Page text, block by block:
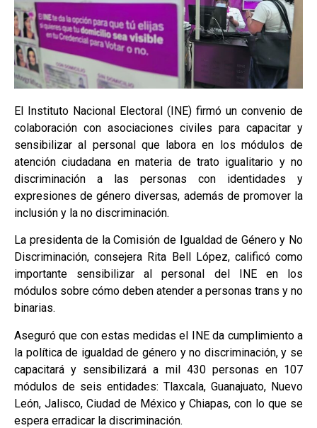
El Instituto Nacional Electoral (INE) firmó un convenio de
colaboración con asociaciones civiles para capacitar y
sensibilizar al personal que labora en los módulos de
atención ciudadana en materia de trato igualitario y no
discriminación a las personas con identidades y
expresiones de género diversas, además de promover la
inclusión y la no discriminación.
La presidenta de la Comisión de Igualdad de Género y No
Discriminación, consejera Rita Bell López, calificó como
importante sensibilizar al personal del INE en los
módulos sobre cómo deben atender a personas trans y no
binarias.
Aseguró que con estas medidas el INE da cumplimiento a
la política de igualdad de género y no discriminación, y se
capacitará y sensibilizará a mil 430 personas en 107
módulos de seis entidades: Tlaxcala, Guanajuato, Nuevo
León, Jalisco, Ciudad de México y Chiapas, con lo que se
espera erradicar la discriminación.